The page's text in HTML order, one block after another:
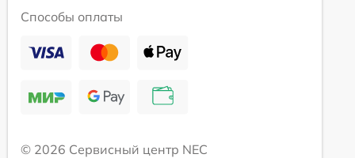
Способы оплаты
© 2026 Сервисный центр NEC